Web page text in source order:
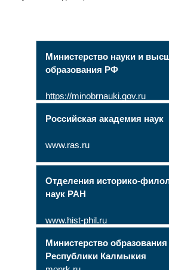
Министерство науки и
образования РФ
https://minobrnauki.gov.ru
Российская академия наук
www.ras.ru
Отделения историко-
наук РАН
www.hist-phil.ru
Министерство образования
Республики Калмыкия